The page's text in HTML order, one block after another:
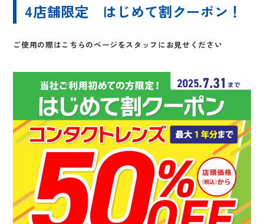
4店舗限定 はじめて割クーポン！
ご使用の際はこちらのページをスタッフにお見せください